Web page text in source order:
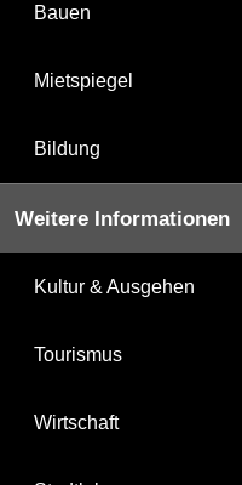
Bauen
Mietspiegel
Bildung
Weitere Informationen
Kultur & Ausgehen
Tourismus
Wirtschaft